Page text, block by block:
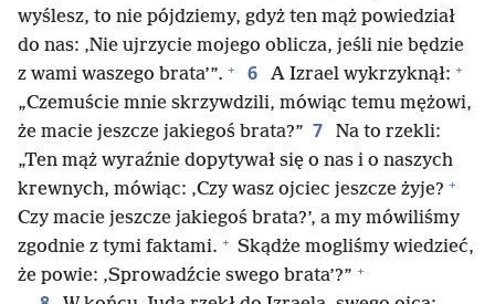
wyślesz, to nie pójdziemy, gdyż ten mąż powiedział
do nas: ‚Nie ujrzycie mojego oblicza, jeśli nie będzie
z wami waszego brata’”. + 6 A Izrael wykrzyknął: +
„Czemuście mnie skrzywdzili, mówiąc temu mężowi,
że macie jeszcze jakiegoś brata?” 7
Na to rzekli:
„Ten mąż wyraźnie dopytywał się o nas i o naszych
krewnych, mówiąc: ‚Czy wasz ojciec jeszcze żyje? +
Czy macie jeszcze jakiegoś brata?’, a my mówiliśmy
zgodnie z tymi faktami. + Skądże mogliśmy wiedzieć,
że powie: ‚Sprowadźcie swego brata’?” +